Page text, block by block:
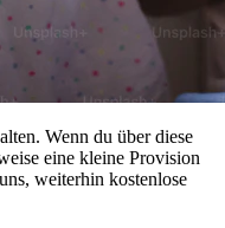
Wenn du über diese
eine kleine Provision
weiterhin kostenlose